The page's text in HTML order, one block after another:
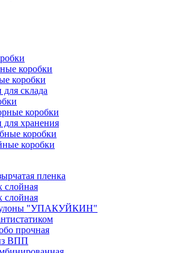
коробки
коробки
склада
коробки
для хранения
коробки
коробки
пленка
"УПАКУЙКИН"
прочная
ВПП